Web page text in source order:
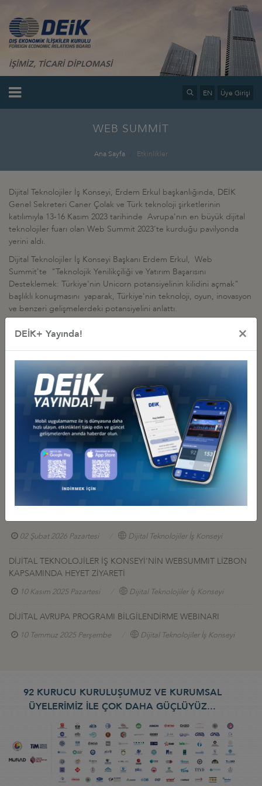
İŞİMİZ, TİCARİ DİPLOMASİ
EN Üye Girişi
WEB SUMMİT
Ana Sayfa Etkinlikler
Dijital Teknolojiler İş Konseyi, Erdem Erkul başkanlığında, DEİK
Genel Sekreteri Caner Çolak ve Türk teknoloji şirketlerinin
katılımıyla 13-16 Kasım 2023 tarihinde Avrupa'nın en büyük dijital
teknolojiler fuarı olan Web Summit 2023'te kurduğu pavilyonda
yerini aldı.
Dijital Teknolojiler İş Konseyi Başkanı Erdem Erkul, Web
Summit'te "Teknolojik Yenilikçiliği ve Yatırım Başarısını
Desteklemek: Türkiye'nin Unicorn potansiyelinin kilidini açmak"
başlıklı konuşmasını yaparak, Türkiye'nin teknoloji, oyun, inovasyon
ve benzeri gelişmelerdeki potansiyelini anlattı.
İş Konseyi ile Alakalı Diğer Etkinlikler
DEİK/DİJİTAL TEKNOLOJİLER İŞ KONSEYİ, DIGITALEUROPE
SUMMER SUMMIT KAPSAMINDA BRÜKSEL'E HEYET ZİYARETİ
GERÇEKLEŞTİRDİ
30 Haziran 2026 Salı Dijital Teknolojiler İş Konseyi
DEİK-NRW İNOVASYON KORİDORU TOPLANTISI, İSTANBUL
30 Nisan 2026 Perşembe Dijital Teknolojiler İş Konseyi
DİJİTAL TEKNOLOJİLER İŞ KONSEYİ'NİN WEB SUMMIT KATAR
02 Şubat 2026 Pazartesi Dijital Teknolojiler İş Konseyi
DİJİTAL TEKNOLOJİLER İŞ KONSEYİ'NİN WEBSUMMIT LİZBON
KAPSAMINDA HEYET ZİYARETİ
10 Kasım 2025 Pazartesi Dijital Teknolojiler İş Konseyi
DİJİTAL AVRUPA PROGRAMI BİLGİLENDİRME WEBINARI
10 Temmuz 2025 Perşembe Dijital Teknolojiler İş Konseyi
92 KURUCU KURULUŞUMUZ VE KURUMSAL
ÜYELERİMİZ İLE ÇOK DAHA GÜÇLÜYÜZ...
DEİK+ Yayında! ×